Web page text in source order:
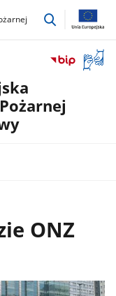
przejdź
okno
ONZ